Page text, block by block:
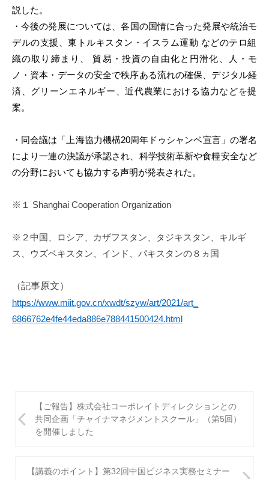
説した。
・今後の発展については、各国の国情に合った発展や統治モ
デルの支援、東トルキスタン・イスラム運動 などのテロ組
織の取り締まり、 貿易・投資の自由化と円滑化、人・モ
ノ・資本・ データの安全で秩序ある流れの確保、デジタル経
済、 グリーンエネルギー、近代農業における協力などを提
案。
・同会議は「上海協力機構20周年ドゥシャンベ宣言」 の署名
により一連の決議が承認され、 科学技術革新や食糧安全など
の分野においても協力する声明が発表された。
※１ Shanghai Cooperation Organization
※２中国、ロシア、カザフスタン、タジキスタン、キルギ
ス、 ウズベキスタン、インド、パキスタンの８ヵ国
（記事原文）
https://www.miit.gov.cn/xwdt/szyw/art/2021/art_
6866762e4fe44eda886e788441500424.html
稿
【ご報告】株式会社コーポレイトディレクションとの
共同企画「チャイナマネジメントスクール」（第5回）
を開催しました
【講義のポイント】第32回中国ビジネス実務セミナー